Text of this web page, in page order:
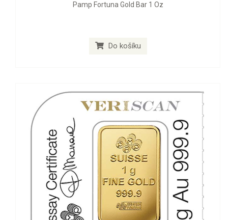
Pamp Fortuna Gold Bar 1 Oz
Do košíku